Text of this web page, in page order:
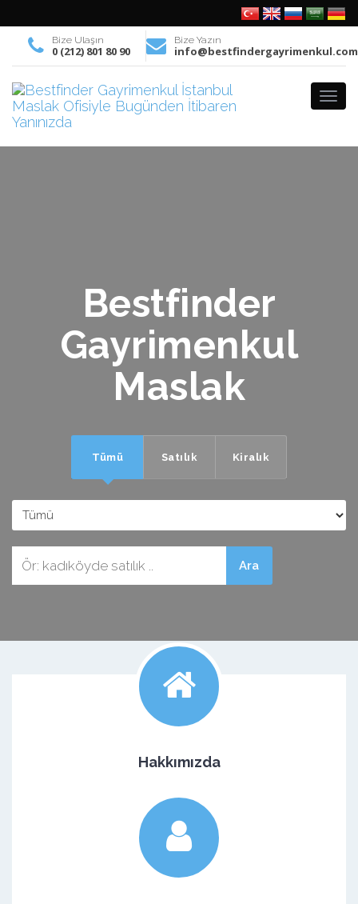
Bize Ulaşın
0 (212) 801 80 90
Bize Yazın
info@bestfindergayrimenkul.com
Bestfinder
Gayrimenkul
Maslak
Tümü Satılık Kiralık
Hakkımızda